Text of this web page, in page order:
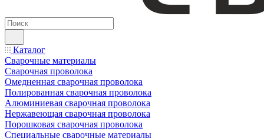
Каталог
Сварочные материалы
Сварочная проволока
Омедненная сварочная проволока
Полированная сварочная проволока
Алюминиевая сварочная проволока
Нержавеющая сварочная проволока
Порошковая сварочная проволока
Специальные сварочные материалы